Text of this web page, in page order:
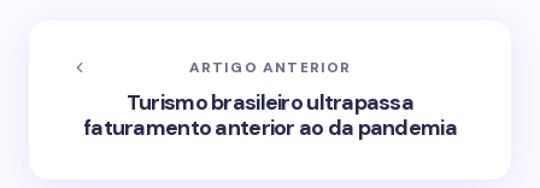
ARTIGO ANTERIOR
Turismo brasileiro ultrapassa
faturamento anterior ao da pandemia